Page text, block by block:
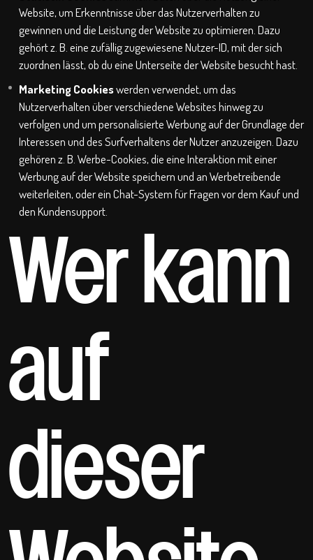
Website, um Erkenntnisse über das Nutzerverhalten zu
gewinnen und die Leistung der Website zu optimieren. Dazu
gehört z. B. eine zufällig zugewiesene Nutzer-ID, mit der sich
zuordnen lässt, ob du eine Unterseite der Website besucht hast.
Marketing Cookieswerden verwendet, um das
Nutzerverhalten über verschiedene Websites hinweg zu
verfolgen und um personalisierte Werbung auf der Grundlage der
Interessen und des Surfverhaltens der Nutzer anzuzeigen. Dazu
gehören z. B. Werbe-Cookies, die eine Interaktion mit einer
Werbung auf der Website speichern und an Werbetreibende
weiterleiten, oder ein Chat-System für Fragen vor dem Kauf und
den Kundensupport.
Wer kann
auf
dieser